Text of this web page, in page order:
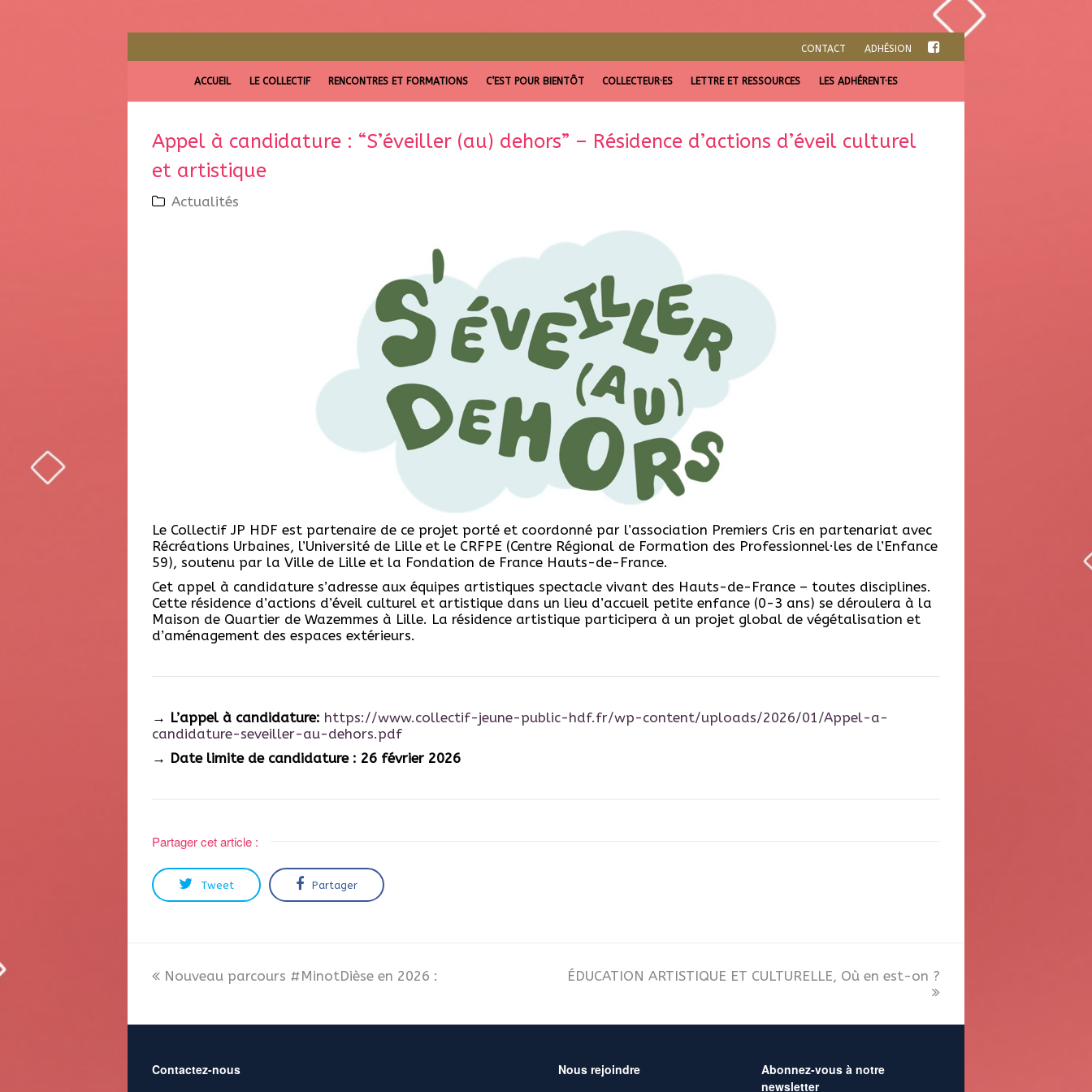
CONTACT ADHÉSION
ACCUEIL LE COLLECTIF RENCONTRES ET FORMATIONS C’EST POUR BIENTÔT COLLECTEUR·ES LETTRE ET RESSOURCES LES ADHÉRENT·ES
Appel à candidature : “S’éveiller (au) dehors” – Résidence d’actions d’éveil culturel
et artistique
Actualités
Le Collectif JP HDF est partenaire de ce projet porté et coordonné par l’association Premiers Cris en partenariat avec
Récréations Urbaines, l’Université de Lille et le CRFPE (Centre Régional de Formation des Professionnel·les de l’Enfance
59), soutenu par la Ville de Lille et la Fondation de France Hauts-de-France.
Cet appel à candidature s’adresse aux équipes artistiques spectacle vivant des Hauts-de-France – toutes disciplines.
Cette résidence d’actions d’éveil culturel et artistique dans un lieu d’accueil petite enfance (0-3 ans) se déroulera à la
Maison de Quartier de Wazemmes à Lille. La résidence artistique participera à un projet global de végétalisation et
d’aménagement des espaces extérieurs.
→ L’appel à candidature: https://www.collectif-jeune-public-hdf.fr/wp-content/uploads/2026/01/Appel-a-
candidature-seveiller-au-dehors.pdf
→ Date limite de candidature : 26 février 2026
Partager cet article :
Tweet Partager
Nouveau parcours #MinotDièse en 2026 : ÉDUCATION ARTISTIQUE ET CULTURELLE, Où en est-on ?
Contactez-nous Nous rejoindre
Abonnez-vous à notre
newsletter